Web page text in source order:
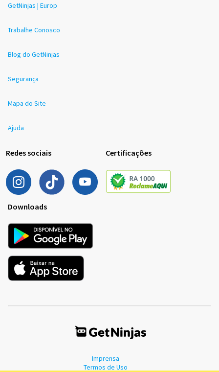
GetNinjas | Europ
Trabalhe Conosco
Blog do GetNinjas
Segurança
Mapa do Site
Ajuda
Redes sociais Certificações
Downloads
Imprensa
Termos de Uso